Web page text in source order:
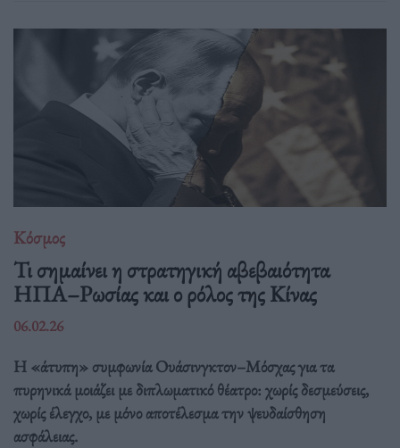
Κόσμος
Τι σημαίνει η στρατηγική αβεβαιότητα
ΗΠΑ–Ρωσίας και ο ρόλος της Κίνας
06.02.26
Η «άτυπη» συμφωνία Ουάσινγκτον–Μόσχας για τα
πυρηνικά μοιάζει με διπλωματικό θέατρο: χωρίς δεσμεύσεις,
χωρίς έλεγχο, με μόνο αποτέλεσμα την ψευδαίσθηση
ασφάλειας.